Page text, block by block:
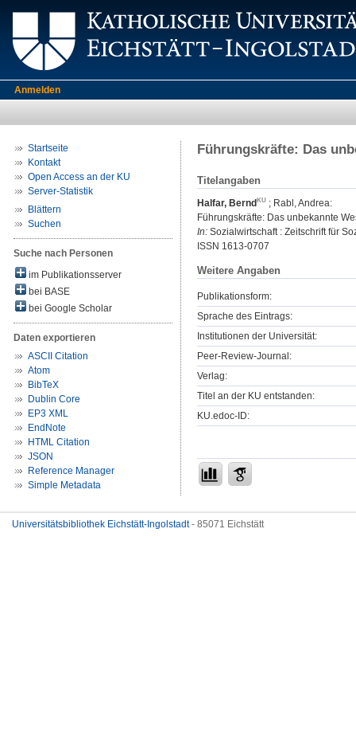
Anmelden
Startseite
Kontakt
Open Access an der KU
Server-Statistik
Blättern
Suchen
Suche nach Personen
im Publikationsserver
bei BASE
bei Google Scholar
Daten exportieren
ASCII Citation
Atom
BibTeX
Dublin Core
EP3 XML
EndNote
HTML Citation
JSON
Reference Manager
Simple Metadata
Führungskräfte: Das
Titelangaben
Halfar, Bernd ; Rabl, Andrea:
Führungskräfte: Das unbekannte
In: Sozialwirtschaft : Zeitschrift für
ISSN 1613-0707
Weitere Angaben
Publikationsform:
Sprache des Eintrags:
Institutionen der Universität:
Peer-Review-Journal:
Verlag:
Titel an der KU entstanden:
KU.edoc-ID:
Universitätsbibliothek Eichstätt-Ingolstadt- 85071 Eichstätt